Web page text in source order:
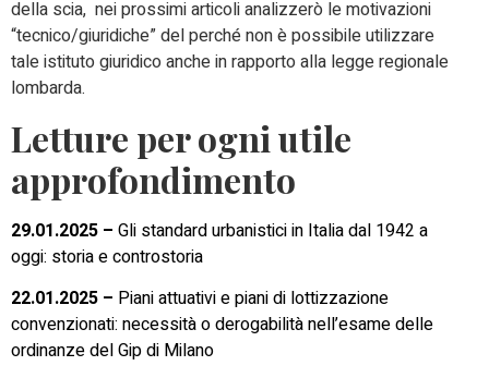
della scia, nei prossimi articoli analizzerò le motivazioni
“tecnico/giuridiche” del perché non è possibile utilizzare
tale istituto giuridico anche in rapporto alla legge regionale
lombarda.
Letture per ogni utile
approfondimento
29.01.2025 – Gli standard urbanistici in Italia dal 1942 a
oggi: storia e controstoria
22.01.2025 – Piani attuativi e piani di lottizzazione
convenzionati: necessità o derogabilità nell’esame delle
ordinanze del Gip di Milano